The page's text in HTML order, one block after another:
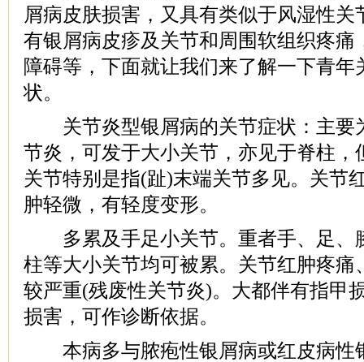
屑病皮肤损害，又具有类似于风湿性关
有银屑病皮疹及关节和周围软组织疼痛
障碍等，下面就让我们来了解一下青年
状。
关节炎型银屑病的关节症状：主要
节炎，可发于大小关节，亦见于脊柱，
关节特别是指(趾)末端关节多见。关节
肿轻微，有轻度变形。
多累及手足小关节。重者手、足、
柱等大小关节均可被累。关节红肿疼痛
较严重(残废性关节炎)。大都伴有指甲
损害，可作诊断依据。
本病多与脓疱性银屑病或红皮病性